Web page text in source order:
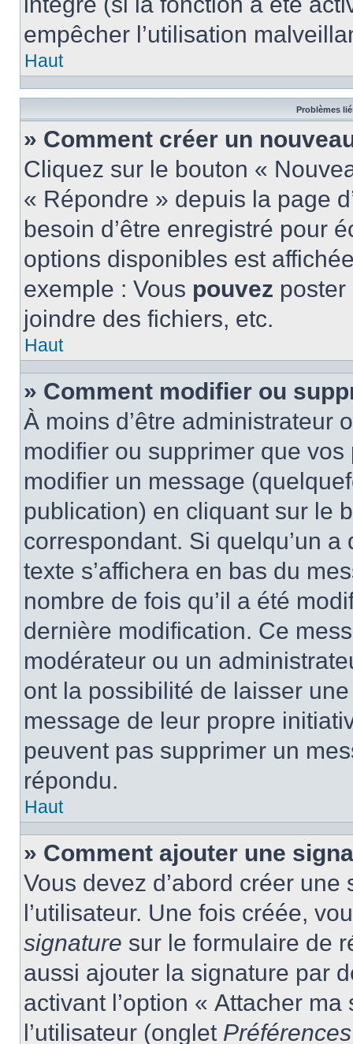
empêcher l’utilisation
Haut
Problèmes
» Comment créer un
Cliquez sur le bouton «
« Répondre » depuis la page
besoin d’être enregistré pour
options disponibles est
exemple : Vous pouvez
joindre des fichiers, etc.
Haut
» Comment modifier ou
À moins d’être administrateur
modifier ou supprimer que
modifier un message
publication) en cliquant sur le
correspondant. Si quelqu’un
texte s’affichera en bas du
nombre de fois qu’il a été
dernière modification. Ce
modérateur ou un
ont la possibilité de laisser
message de leur propre
peuvent pas supprimer un
répondu.
Haut
» Comment ajouter une
Vous devez d’abord créer
l’utilisateur. Une fois créée,
signature sur le formulaire de
aussi ajouter la signature par
activant l’option « Attacher
l’utilisateur (onglet